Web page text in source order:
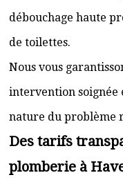
débouchage haute
de toilettes.
Nous vous
intervention soignée
nature du problème
Des tarifs
plomberie à